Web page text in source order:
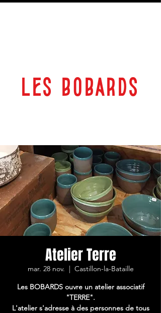
LES BOBARDS
Atelier Terre
mar. 28 nov.
  |
Castillon-la-Bataille
Les BOBARDS ouvre un atelier associatif
"TERRE".
L'atelier s'adresse à des personnes de tous